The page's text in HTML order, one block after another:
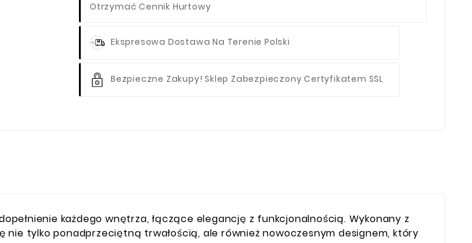
Otrzymać Cennik Hurtowy
Ekspresowa Dostawa Na Terenie Polski
Bezpieczne Zakupy! Sklep Zabezpieczony Certyfikatem SSL
każdego wnętrza, łączące elegancję z funkcjonalnością. Wykonany z
tylko ponadprzeciętną trwałością, ale również nowoczesnym designem, który